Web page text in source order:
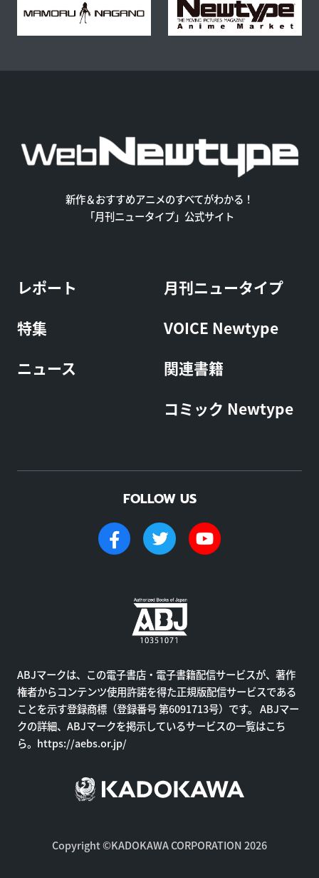
新作＆おすすめアニメのすべてがわかる！
「月刊ニュータイプ」公式サイト
レポート
特集
ニュース
月刊ニュータイプ
VOICE Newtype
関連書籍
コミック Newtype
FOLLOW US
ABJマークは、この電子書店・電子書籍配信サービスが、著作
権者からコンテンツ使用許諾を得た正規版配信サービスである
ことを示す登録商標（登録番号 第6091713号）です。 ABJマー
クの詳細、ABJマークを掲示しているサービスの一覧はこち
ら。 https://aebs.or.jp/
Copyright ©KADOKAWA CORPORATION 2026